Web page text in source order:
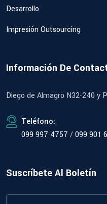
Desarrollo
Impresión Outsourcing
Información De
Diego de Almagro N32-240 y
Teléfono:
099 997 4757 /099 901
Suscríbete Al Boletín